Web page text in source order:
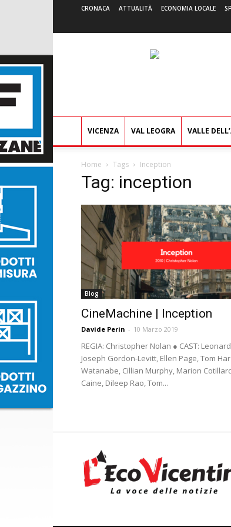
CRONACA ATTUALITÀ ECONOMIA LOCALE
VICENZA VAL LEOGRA VALLE
Home Tags Inception
Tag: inception
Blog
CineMachine | Inception
Davide Perin - 10 Marzo 2019
REGIA: Christopher Nolan ● CAST:
Joseph Gordon-Levitt, Ellen Page, Tom
Watanabe, Cillian Murphy, Marion
Caine, Dileep Rao, Tom...